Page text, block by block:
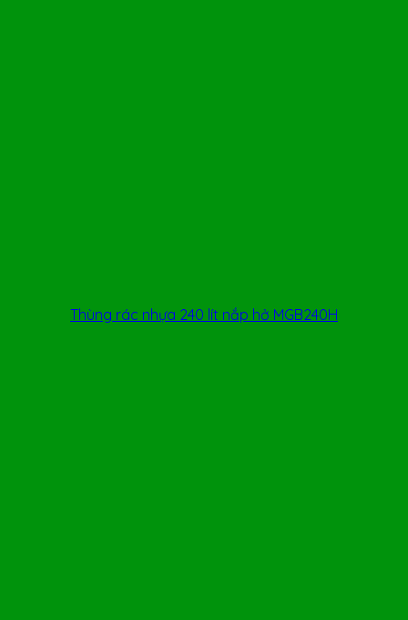
Thùng rác nhựa 240 lít nắp hở MGB240H